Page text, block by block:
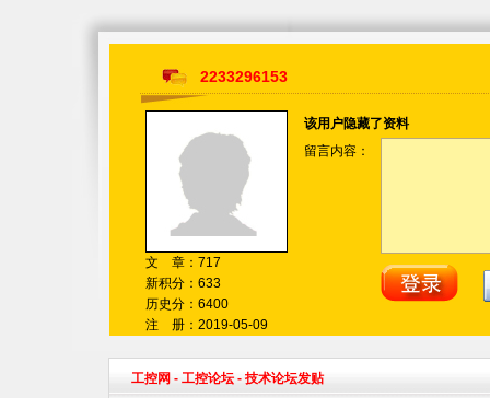
2233296153
文 章：717
新积分：633
历史分：6400
注 册：2019-05-09
该用户隐藏了资料
留言内容：
工控网 - 工控论坛- 技术论坛发贴